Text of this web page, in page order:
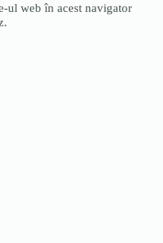
ul web în acest navigator